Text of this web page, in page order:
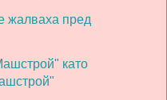
жалваха пред
като